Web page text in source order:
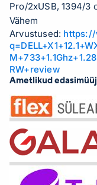
Pro/2xUSB, 1394/3
Vähem
Arvustused: https://
RW+review
Ametlikud